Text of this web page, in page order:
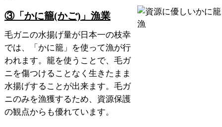
③「かに籠(かご)」漁業
毛ガニの水揚げ量が日本一の枝幸
では、「かに籠」を使って漁が行
われます。籠を使うことで、毛ガ
ニを傷つけることなく生きたまま
水揚げすることが出来ます。毛ガ
ニのみを漁獲するため、資源保護
の観点からも優れています。